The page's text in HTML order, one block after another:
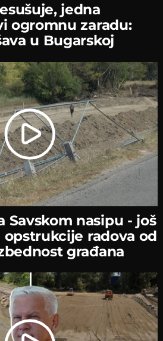
jedna
ogromnu zaradu:
u Bugarskoj
Savskom nasipu - јoš
opstrukciјe radova od
građana